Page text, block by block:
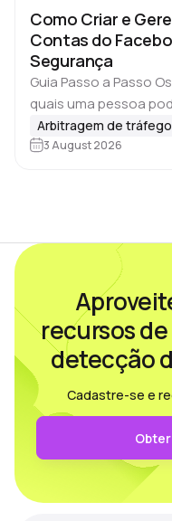
Como Criar e
Contas do
Segurança
Guia Passo a Passo
quais uma pessoa
várias contas
falarmos de marketing
Arbitragem de tráfego
3 August 2026
recursos
detecção
Cadastre-se e